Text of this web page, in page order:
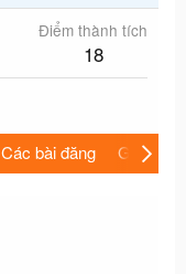
Điểm thành tích
18
Các bài đăng Giới thiệu